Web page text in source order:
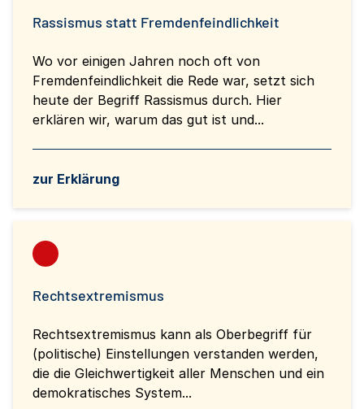
Rassismus statt Fremdenfeindlichkeit
Wo vor einigen Jahren noch oft von
Fremdenfeindlichkeit die Rede war, setzt sich
heute der Begriff Rassismus durch. Hier
erklären wir, warum das gut ist und...
zur Erklärung
Rechtsextremismus
Rechtsextremismus kann als Oberbegriff für
(politische) Einstellungen verstanden werden,
die die Gleichwertigkeit aller Menschen und ein
demokratisches System...